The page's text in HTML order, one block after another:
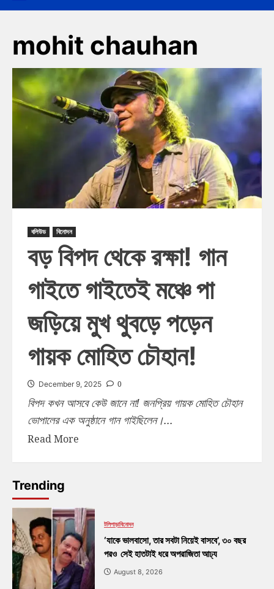
mohit chauhan
বলিউড বিনোদন
বড় বিপদ থেকে রক্ষা! গান
গাইতে গাইতেই মঞ্চে পা
জড়িয়ে মুখ থুবড়ে পড়েন
গায়ক মোহিত চৌহান!
December 9, 2025 0
বিপদ কখন আসবে কেউ জানে না! জনপ্রিয় গায়ক মোহিত চৌহান
ভোপালের এক অনুষ্ঠানে গান গাইছিলেন।...
Read More
Trending
টলিপাড়াবিনোদন
‘যাকে ভালবাসো, তার সবটা নিয়েই বাসবে’, ৩০ বছর
পরও সেই হাতটাই ধরে অপরাজিতা আঢ্য
August 8, 2026